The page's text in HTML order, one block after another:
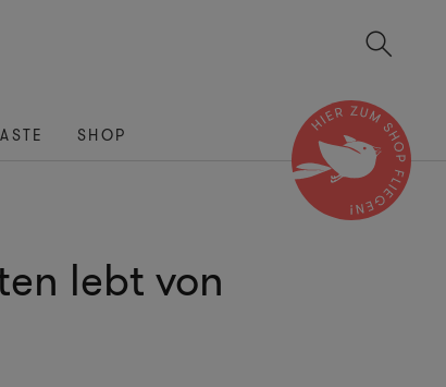
SHOP
lebt von